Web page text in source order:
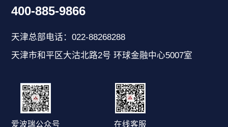
400-885-9866
天津总部电话：022-88268288
天津市和平区大沽北路2号 环球金融中心5007室
爱波瑞公众号 在线客服